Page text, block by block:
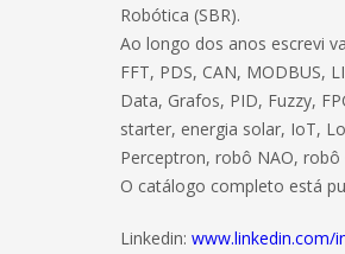
Robótica (SBR).
Ao longo dos anos escrevi
FFT, PDS, CAN, MODBUS,
Data, Grafos, PID, Fuzzy,
starter, energia solar, IoT,
Perceptron, robô NAO,
O catálogo completo está
Linkedin:www.linkedin.com/